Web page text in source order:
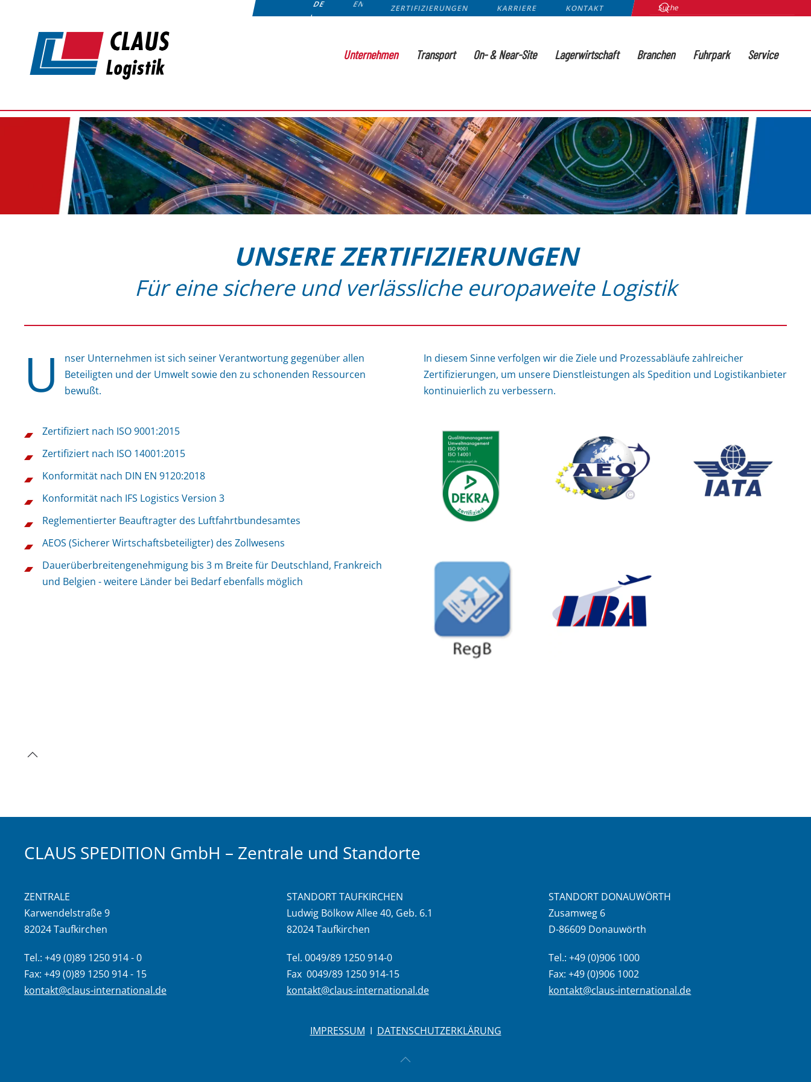
Zum Hauptinhalt springen
DE EN ZERTIFIZIERUNGEN KARRIERE KONTAKT
Unternehmen Transport On- & Near-Site Lagerwirtschaft Branchen Fuhrpark Service
UNSERE ZERTIFIZIERUNGEN
Für eine sichere und verlässliche europaweite Logistik
U
nser Unternehmen ist sich seiner Verantwortung gegenüber allen
Beteiligten und der Umwelt sowie den zu schonenden Ressourcen
bewußt.
In diesem Sinne verfolgen wir die Ziele und Prozessabläufe zahlreicher
Zertifizierungen, um unsere Dienstleistungen als Spedition und Logistikanbieter
kontinuierlich zu verbessern.
Zertifiziert nach ISO 9001:2015
Zertifiziert nach ISO 14001:2015
Konformität nach DIN EN 9120:2018
Konformität nach IFS Logistics Version 3
Reglementierter Beauftragter des Luftfahrtbundesamtes
AEOS (Sicherer Wirtschaftsbeteiligter) des Zollwesens
Dauerüberbreitengenehmigung bis 3 m Breite für Deutschland, Frankreich
und Belgien - weitere Länder bei Bedarf ebenfalls möglich
CLAUS SPEDITION GmbH – Zentrale und Standorte
ZENTRALE
Karwendelstraße 9
82024 Taufkirchen
Tel.: +49 (0)89 1250 914 - 0
Fax: +49 (0)89 1250 914 - 15
kontakt@claus-international.de
STANDORT TAUFKIRCHEN
Ludwig Bölkow Allee 40, Geb. 6.1
82024 Taufkirchen
Tel. 0049/89 1250 914-0
Fax 0049/89 1250 914-15
kontakt@claus-international.de
STANDORT DONAUWÖRTH
Zusamweg 6
D-86609 Donauwörth
Tel.: +49 (0)906 1000
Fax: +49 (0)906 1002
kontakt@claus-international.de
IMPRESSUM I DATENSCHUTZERKLÄRUNG